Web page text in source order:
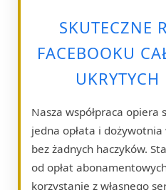
SKUTECZNE
FACEBOOKU
Nasza współpraca opiera
jedna opłata i dożywotnia
bez żadnych haczyków.
od opłat
korzystanie z własnego